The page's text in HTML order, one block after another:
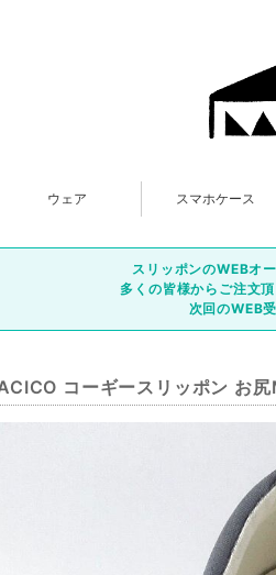
ウェア スマホケース
スリッポンのWEBオ
多くの皆様からご注文
次回のWEB
コーギースリッポン お